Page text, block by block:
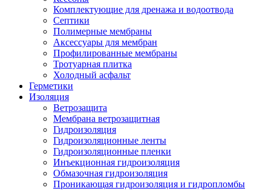
Комплектующие для дренажа и водоотвода
Септики
Полимерные мембраны
Аксессуары для мембран
Профилированные мембраны
Тротуарная плитка
Холодный асфальт
Герметики
Изоляция
Ветрозащита
Мембрана ветрозащитная
Гидроизоляция
Гидроизоляционные ленты
Гидроизоляционные пленки
Инъекционная гидроизоляция
Обмазочная гидроизоляция
Проникающая гидроизоляция и гидропломбы